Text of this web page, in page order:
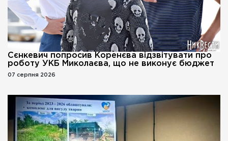
Сєнкевич попросив Коренєва відзвітувати про
роботу УКБ Миколаєва, що не виконує бюджет
07 серпня 2026